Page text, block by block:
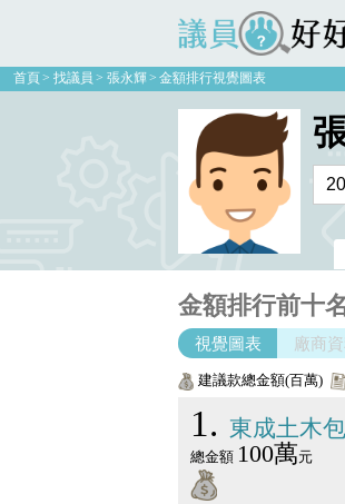
議員好好看
首頁 找議員 張永輝 金額排行視覺圖表
金額排行前十
視覺圖表 廠商
建議款總金額(百萬)
1 東成土木
總金額 100萬元